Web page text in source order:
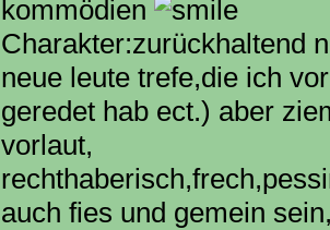
kommödien
Charakter:zurückhaltend
neue leute trefe,die ich
geredet hab ect.) aber
vorlaut,
auch fies und gemein